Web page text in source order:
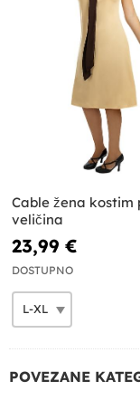
Cable žena kostim
veličina
23,99 €
DOSTUPNO
POVEZANE